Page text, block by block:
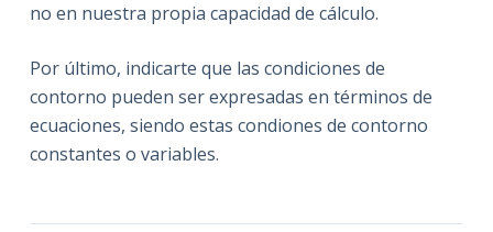
no en nuestra propia capacidad de cálculo.
Por último, indicarte que las condiciones de
contorno pueden ser expresadas en términos de
ecuaciones, siendo estas condiones de contorno
constantes o variables.